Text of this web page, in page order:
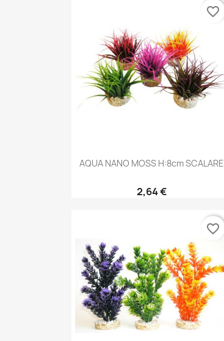
Aperçu rapide
AQUA NANO MOSS H:8cm SCALARE
2,64 €
favorite_border
favorite_border